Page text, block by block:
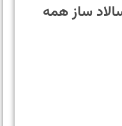
ساز همه